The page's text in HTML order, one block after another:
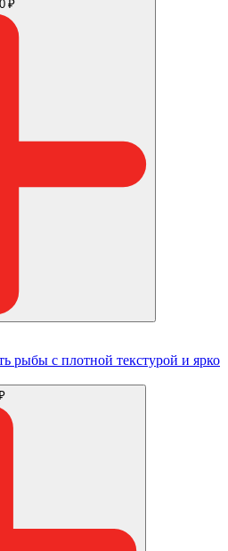
₽
рыбы с плотной текстурой и ярко